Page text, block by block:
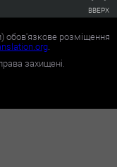
ВВЕРХ
обов'язкове розміщення
.
захищені.